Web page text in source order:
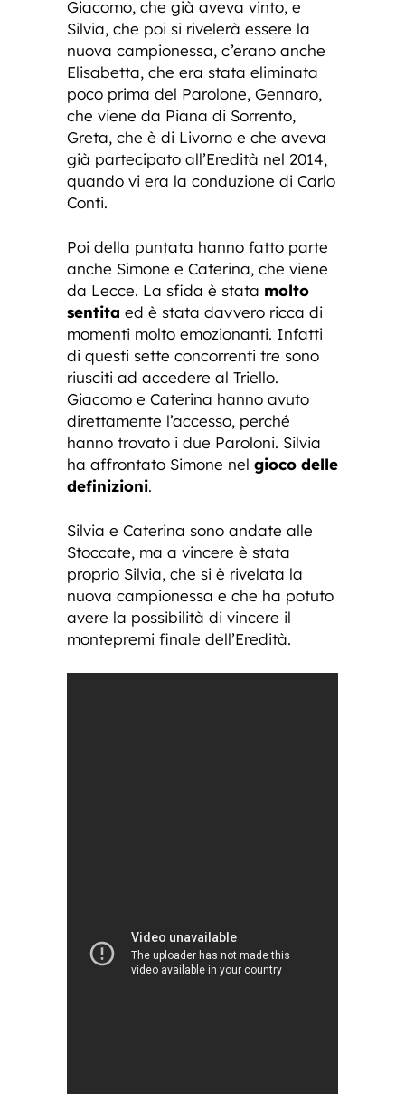
Giacomo, che già aveva vinto, e
Silvia, che poi si rivelerà essere la
nuova campionessa, c’erano anche
Elisabetta, che era stata eliminata
poco prima del Parolone, Gennaro,
che viene da Piana di Sorrento,
Greta, che è di Livorno e che aveva
già partecipato all’Eredità nel 2014,
quando vi era la conduzione di Carlo
Conti.
Poi della puntata hanno fatto parte
anche Simone e Caterina, che viene
da Lecce. La sfida è stata molto
sentita ed è stata davvero ricca di
momenti molto emozionanti. Infatti
di questi sette concorrenti tre sono
riusciti ad accedere al Triello.
Giacomo e Caterina hanno avuto
direttamente l’accesso, perché
hanno trovato i due Paroloni. Silvia
ha affrontato Simone nel gioco delle
definizioni.
Silvia e Caterina sono andate alle
Stoccate, ma a vincere è stata
proprio Silvia, che si è rivelata la
nuova campionessa e che ha potuto
avere la possibilità di vincere il
montepremi finale dell’Eredità.